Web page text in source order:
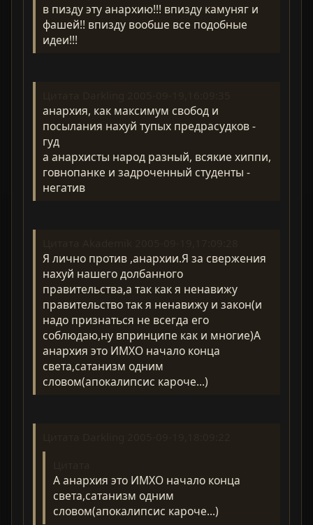
в пизду эту анархию!!! впизду камуняг и
фашей!! впизду вообше все подобные
идеи!!!
анархия, как максимум свобод и
посылания нахуй тупых предрасудков -
гуд
а анархисты народ разный, всякие хиппи,
говнопанке и задроченный студенты -
негатив
Я лично против ,анархии.Я за свержения
нахуй нашего долбанного
правительства,а так как я ненавижу
правительство так я ненавижу и закон(и
надо признаться не всегда его
соблюдаю,ну впринципе как и многие)А
анархия это ИМХО начало конца
света,сатанизм одним
словом(апокалипсис кароче...)
А анархия это ИМХО начало конца
света,сатанизм одним
словом(апокалипсис кароче...)